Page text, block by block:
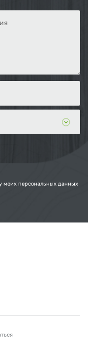
моих персональных данных